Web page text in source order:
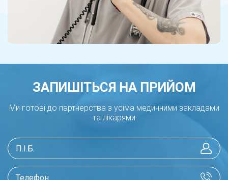
ЗАПИШІТЬСЯ НА ПРИЙОМ
Ми готові до партнерства з усіма медичними закладами
та лікарями